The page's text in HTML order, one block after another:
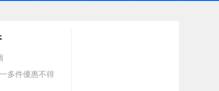
多件優惠不得